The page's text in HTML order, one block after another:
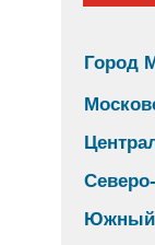
Город
Южный